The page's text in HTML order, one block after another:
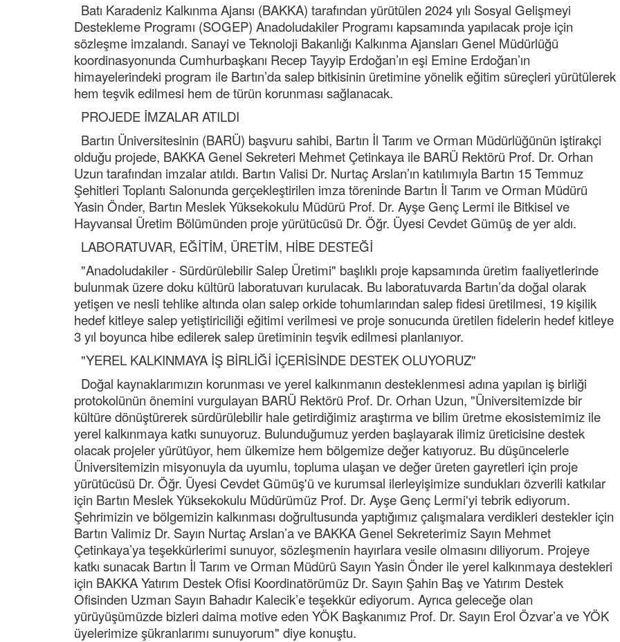
Batı Karadeniz Kalkınma Ajansı (BAKKA) tarafından yürütülen 2024 yılı Sosyal Gelişmeyi
Destekleme Programı (SOGEP) Anadoludakiler Programı kapsamında yapılacak proje için
sözleşme imzalandı. Sanayi ve Teknoloji Bakanlığı Kalkınma Ajansları Genel Müdürlüğü
koordinasyonunda Cumhurbaşkanı Recep Tayyip Erdoğan’ın eşi Emine Erdoğan’ın
himayelerindeki program ile Bartın’da salep bitkisinin üretimine yönelik eğitim süreçleri yürütülerek
hem teşvik edilmesi hem de türün korunması sağlanacak.
PROJEDE İMZALAR ATILDI
Bartın Üniversitesinin (BARÜ) başvuru sahibi, Bartın İl Tarım ve Orman Müdürlüğünün iştirakçi
olduğu projede, BAKKA Genel Sekreteri Mehmet Çetinkaya ile BARÜ Rektörü Prof. Dr. Orhan
Uzun tarafından imzalar atıldı. Bartın Valisi Dr. Nurtaç Arslan’ın katılımıyla Bartın 15 Temmuz
Şehitleri Toplantı Salonunda gerçekleştirilen imza töreninde Bartın İl Tarım ve Orman Müdürü
Yasin Önder, Bartın Meslek Yüksekokulu Müdürü Prof. Dr. Ayşe Genç Lermi ile Bitkisel ve
Hayvansal Üretim Bölümünden proje yürütücüsü Dr. Öğr. Üyesi Cevdet Gümüş de yer aldı.
LABORATUVAR, EĞİTİM, ÜRETİM, HİBE DESTEĞİ
"Anadoludakiler - Sürdürülebilir Salep Üretimi" başlıklı proje kapsamında üretim faaliyetlerinde
bulunmak üzere doku kültürü laboratuvarı kurulacak. Bu laboratuvarda Bartın’da doğal olarak
yetişen ve nesli tehlike altında olan salep orkide tohumlarından salep fidesi üretilmesi, 19 kişilik
hedef kitleye salep yetiştiriciliği eğitimi verilmesi ve proje sonucunda üretilen fidelerin hedef kitleye
3 yıl boyunca hibe edilerek salep üretiminin teşvik edilmesi planlanıyor.
"YEREL KALKINMAYA İŞ BİRLİĞİ İÇERİSİNDE DESTEK OLUYORUZ"
Doğal kaynaklarımızın korunması ve yerel kalkınmanın desteklenmesi adına yapılan iş birliği
protokolünün önemini vurgulayan BARÜ Rektörü Prof. Dr. Orhan Uzun, "Üniversitemizde bir
kültüre dönüştürerek sürdürülebilir hale getirdiğimiz araştırma ve bilim üretme ekosistemimiz ile
yerel kalkınmaya katkı sunuyoruz. Bulunduğumuz yerden başlayarak ilimiz üreticisine destek
olacak projeler yürütüyor, hem ülkemize hem bölgemize değer katıyoruz. Bu düşüncelerle
Üniversitemizin misyonuyla da uyumlu, topluma ulaşan ve değer üreten gayretleri için proje
yürütücüsü Dr. Öğr. Üyesi Cevdet Gümüş'ü ve kurumsal ilerleyişimize sundukları özverili katkılar
için Bartın Meslek Yüksekokulu Müdürümüz Prof. Dr. Ayşe Genç Lermi'yi tebrik ediyorum.
Şehrimizin ve bölgemizin kalkınması doğrultusunda yaptığımız çalışmalara verdikleri destekler için
Bartın Valimiz Dr. Sayın Nurtaç Arslan’a ve BAKKA Genel Sekreterimiz Sayın Mehmet
Çetinkaya’ya teşekkürlerimi sunuyor, sözleşmenin hayırlara vesile olmasını diliyorum. Projeye
katkı sunacak Bartın İl Tarım ve Orman Müdürü Sayın Yasin Önder ile yerel kalkınmaya destekleri
için BAKKA Yatırım Destek Ofisi Koordinatörümüz Dr. Sayın Şahin Baş ve Yatırım Destek
Ofisinden Uzman Sayın Bahadır Kalecik’e teşekkür ediyorum. Ayrıca geleceğe olan
yürüyüşümüzde bizleri daima motive eden YÖK Başkanımız Prof. Dr. Sayın Erol Özvar’a ve YÖK
üyelerimize şükranlarımı sunuyorum" diye konuştu.
Op. Dr. Erol GÜNEN
Kemiklerinizi Sessizce Çürüten 6
Alışkanlık
Şenol AZMAN
“Aman doktor, yaman doktor.
Derdime bir çare!” – 2-
Merve KIRAN
KİLO KONTROLÜNDE KİLİT
NOKTA: ARA ÖĞÜNLER
Konuk Yazar
Temiz enerji ve gelecek
mücadelesi
Uğuralp CİVELEK
“Bu bir suç duyurusudur”
Özkan Doğan
YEREL RADYO VE REKLAM